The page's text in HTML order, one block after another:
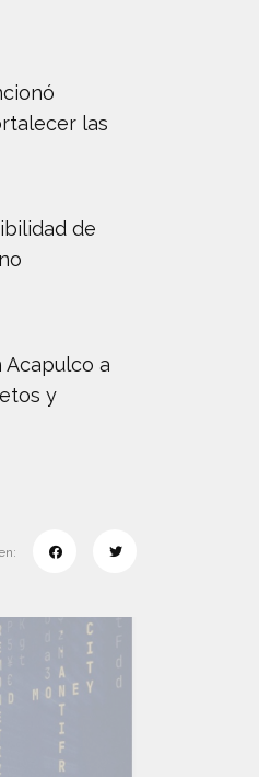
las
de
a
y